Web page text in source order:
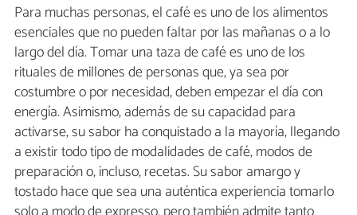
Para muchas personas, el café es uno de los alimentos
esenciales que no pueden faltar por las mañanas o a lo
largo del día. Tomar una taza de café es uno de los
rituales de millones de personas que, ya sea por
costumbre o por necesidad, deben empezar el día con
energía. Asimismo, además de su capacidad para
activarse, su sabor ha conquistado a la mayoría, llegando
a existir todo tipo de modalidades de café, modos de
preparación o, incluso, recetas. Su sabor amargo y
tostado hace que sea una auténtica experiencia tomarlo